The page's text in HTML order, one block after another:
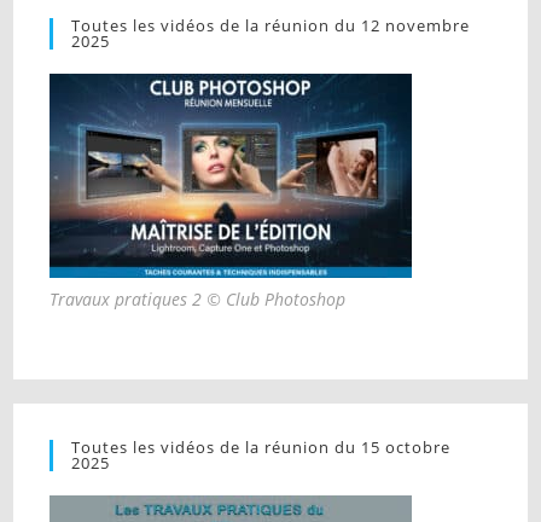
Toutes les vidéos de la réunion du 12 novembre
2025
Travaux pratiques 2 © Club Photoshop
Toutes les vidéos de la réunion du 15 octobre
2025